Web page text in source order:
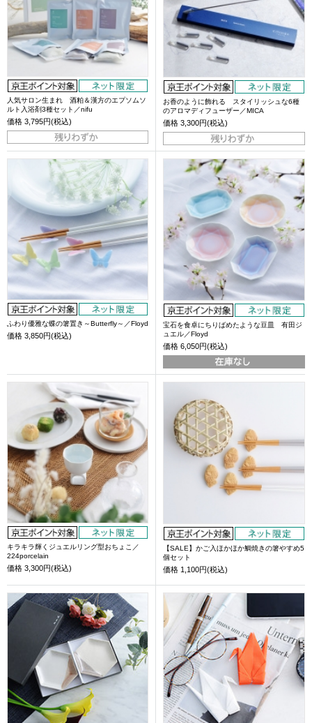
人気サロン生まれ 酒粕＆漢方のエプソムソ
ルト入浴剤3種セット／nifu
価格 3,795円(税込)
お香のように飾れる スタイリッシュな6種
のアロマディフューザー／MICA
価格 3,300円(税込)
ふわり優雅な蝶の箸置き～Butterfly～／Floyd
価格 3,850円(税込)
宝石を食卓にちりばめたような豆皿 有田ジ
ュエル／Floyd
価格 6,050円(税込)
キラキラ輝くジュエルリング型おちょこ／
224porcelain
価格 3,300円(税込)
【SALE】かご入ほかほか鯛焼きの箸やすめ5
個セット
価格 1,100円(税込)